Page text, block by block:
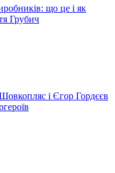
що це і як
Грубич
і Єгор Гордєєв